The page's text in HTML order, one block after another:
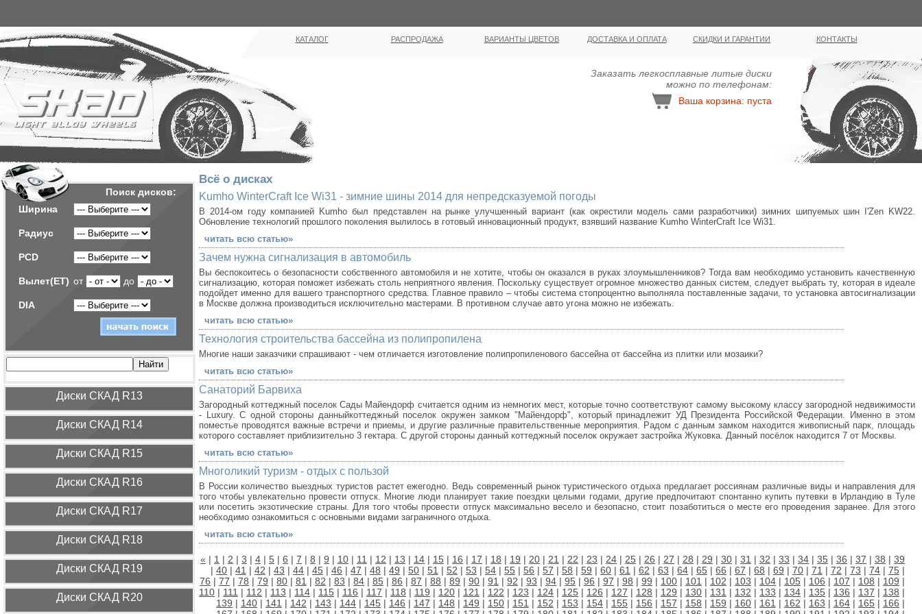
КАТАЛОГ РАСПРОДАЖА ВАРИАНТЫ ЦВЕТОВ ДОСТАВКА И ОПЛАТА СКИДКИ И ГАРАНТИИ КОНТАКТЫ
Заказать легкосплавные литыe диcки
можно по телефонам:
Ваша корзина: пуста
Поиск дисков:
Ширина
Радиус
PCD
Вылет(ET) от до
DIA
Диcки СКАД R13
Диcки СКАД R14
Диcки СКАД R15
Диcки СКАД R16
Диcки СКАД R17
Диcки СКАД R18
Диcки СКАД R19
Диcки СКАД R20
Всё о дисках
Kumho WinterCraft Ice Wi31 - зимние шины 2014 для непредсказуемой погоды
В 2014-ом году компанией Kumho был представлен на рынке улучшенный вариант (как окрестили модель сами разработчики) зимних шипуемых шин I'Zen KW22.
Обновление технологий прошлого поколения вылилось в готовый инновационный продукт, взявший название Kumho WinterCraft Ice Wi31.
читать всю статью»
Зачем нужна сигнализация в автомобиль
Вы беспокоитесь о безопасности собственного автомобиля и не хотите, чтобы он оказался в руках злоумышленников? Тогда вам необходимо установить качественную
сигнализацию, которая поможет избежать столь неприятного явления. Поскольку существует огромное множество данных систем, следует выбрать ту, которая в идеале
подойдет именно для вашего транспортного средства. Главное правило – чтобы система стопроцентно выполняла поставленные задачи, то установка автосигнализации
в Москве должна производиться исключительно мастерами. В противном случае авто угона можно не избежать.
читать всю статью»
Технология строительства бассейна из полипропилена
Многие наши заказчики спрашивают - чем отличается изготовление полипропиленового бассейна от бассейна из плитки или мозаики?
читать всю статью»
Санаторий Барвиха
Загородный коттеджный поселок Сады Майендорф считается одним из немногих мест, которые точно соответствуют самому высокому классу загородной недвижимости
- Luxury. С одной стороны данныйкоттеджный поселок окружен замком "Майендорф", который принадлежит УД Президента Российской Федерации. Именно в этом
поместье проводятся важные встречи и приемы, и другие различные правительственные мероприятия. Радом с данным замком находится живописный парк, площадь
которого составляет приблизительно 3 гектара. С другой стороны данный коттеджный поселок окружает застройка Жуковка. Данный посёлок находится 7 от Москвы.
читать всю статью»
Многоликий туризм - отдых с пользой
В России количество выездных туристов растет ежегодно. Ведь современный рынок туристического отдыха предлагает россиянам различные виды и направления для
того чтобы увлекательно провести отпуск. Многие люди планирует такие поездки целыми годами, другие предпочитают спонтанно купить путевки в Ирландию в Туле
или посетить экзотические страны. Для того чтобы провести отпуск максимально весело и безопасно, стоит позаботиться о месте его проведения заранее. Для этого
необходимо ознакомиться с основными видами заграничного отдыха.
читать всю статью»
« | 1 | 2 | 3 | 4 | 5 | 6 | 7 | 8 | 9 | 10 | 11 | 12 | 13 | 14 | 15 | 16 | 17 | 18 | 19 | 20 | 21 | 22 | 23 | 24 | 25 | 26 | 27 | 28 | 29 | 30 | 31 | 32 | 33 | 34 | 35 | 36 | 37 | 38 | 39
| 40 | 41 | 42 | 43 | 44 | 45 | 46 | 47 | 48 | 49 | 50 | 51 | 52 | 53 | 54 | 55 | 56 | 57 | 58 | 59 | 60 | 61 | 62 | 63 | 64 | 65 | 66 | 67 | 68 | 69 | 70 | 71 | 72 | 73 | 74 | 75 |
76 | 77 | 78 | 79 | 80 | 81 | 82 | 83 | 84 | 85 | 86 | 87 | 88 | 89 | 90 | 91 | 92 | 93 | 94 | 95 | 96 | 97 | 98 | 99 | 100 | 101 | 102 | 103 | 104 | 105 | 106 | 107 | 108 | 109 |
110 | 111 | 112 | 113 | 114 | 115 | 116 | 117 | 118 | 119 | 120 | 121 | 122 | 123 | 124 | 125 | 126 | 127 | 128 | 129 | 130 | 131 | 132 | 133 | 134 | 135 | 136 | 137 | 138 |
139 | 140 | 141 | 142 | 143 | 144 | 145 | 146 | 147 | 148 | 149 | 150 | 151 | 152 | 153 | 154 | 155 | 156 | 157 | 158 | 159 | 160 | 161 | 162 | 163 | 164 | 165 | 166 |